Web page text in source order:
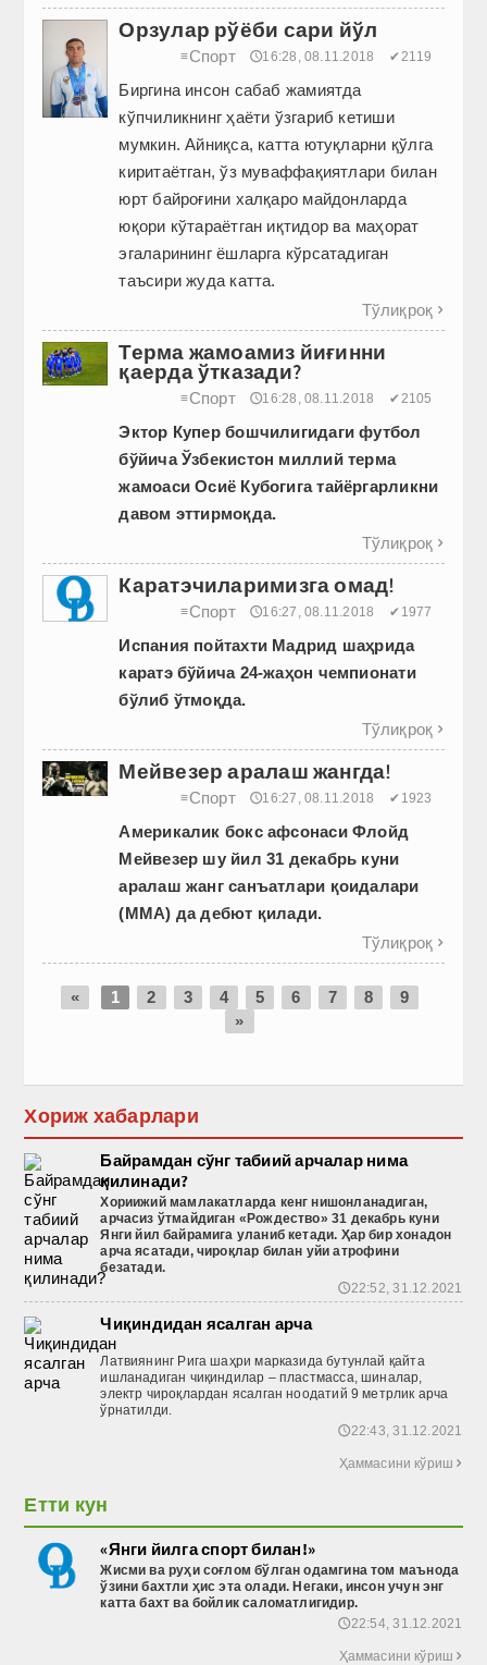
Орзулар рўёби сари йўл
≡Спорт 🕔16:28, 08.11.2018 ✔2119
Биргина инсон сабаб жамиятда
кўпчиликнинг ҳаёти ўзгариб кетиши
мумкин. Айниқса, катта ютуқларни қўлга
киритаётган, ўз муваффақиятлари билан
юрт байроғини халқаро майдонларда
юқори кўтараётган иқтидор ва маҳорат
эгаларининг ёшларга кўрсатадиган
таъсири жуда катта.
Тўлиқроқ 
Терма жамоамиз йиғинни
қаерда ўтказади?
≡Спорт 🕔16:28, 08.11.2018 ✔2105
Эктор Купер бошчилигидаги футбол
бўйича ­Ўзбекистон миллий терма
жамоаси Осиё Кубогига тайёргарликни
давом эттирмоқда.
Тўлиқроқ 
Каратэчиларимизга омад!
≡Спорт 🕔16:27, 08.11.2018 ✔1977
Испания пойтахти Мадрид шаҳрида
каратэ бўйича 24-жаҳон чемпионати
бўлиб ўтмоқда.
Тўлиқроқ 
Мейвезер аралаш жангда!
≡Спорт 🕔16:27, 08.11.2018 ✔1923
Америкалик бокс афсонаси Флойд
Мейвезер шу йил 31 декабрь куни
аралаш жанг санъатлари қоидалари
(ММА) да дебют қилади.
Тўлиқроқ 
« 1 2 3 4 5 6 7 8
9
»
Хориж хабарлари
Байрамдан сўнг табиий арчалар нима
қилинади?
Хориижиймамлакатларда кенг нишонланадиган,
арчасиз ўтмайдиган «Рождество» 31 декабрькуни
Янги йил байрамига уланибкетади. Ҳар бир хонадон
арча ясатади, чироқлар билан уйи атрофини
безатади.
🕔22:52, 31.12.2021
Чиқиндидан ясалган арча
Латвиянинг Рига шаҳри марказида бутунлай қайта
ишланадиган чиқиндилар – пластмасса, шиналар,
электр чироқлардан ясалган ноодатий 9 метрлик арча
ўрнатилди.
🕔22:43, 31.12.2021
Ҳаммасини кўриш
Етти кун
«Янги йилга спорт билан!»
Жисми ва руҳи соғлом бўлган одамгина том маънода
ўзини бахтли ҳис эта олади. Негаки, инсон учун энг
катта бахт ва бойлик саломатлигидир.
🕔22:54, 31.12.2021
Ҳаммасини кўриш